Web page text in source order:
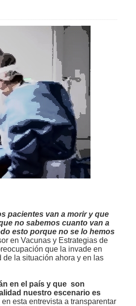
pacientes van a morir y que
no sabemos cuanto van a
esto porque no se lo hemos
en Vacunas y Estrategias de
que la invade en
de la situación ahora y en las
en el país y que son
nuestro escenario es
esta entrevista a transparentar